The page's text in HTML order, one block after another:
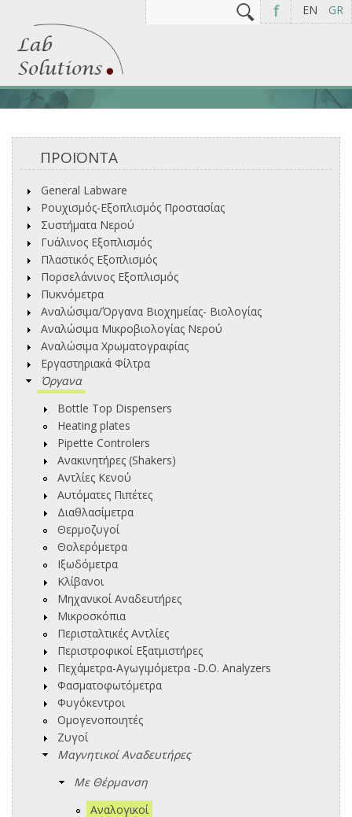
EN GR
f
Φόρμα αναζήτησης
ΠΡΟΪΟΝΤΑ
General Labware
Ρουχισμός-Εξοπλισμός Προστασίας
Συστήματα Νερού
Γυάλινος Εξοπλισμός
Πλαστικός Εξοπλισμός
Πορσελάνινος Εξοπλισμός
Πυκνόμετρα
Αναλώσιμα/Όργανα Βιοχημείας- Βιολογίας
Αναλώσιμα Μικροβιολογίας Νερού
Αναλώσιμα Χρωματογραφίας
Εργαστηριακά Φίλτρα
Όργανα
Bottle Top Dispensers
Heating plates
Pipette Controlers
Ανακινητήρες (Shakers)
Αντλίες Κενού
Αυτόματες Πιπέτες
Διαθλασίμετρα
Θερμοζυγοί
Θολερόμετρα
Ιξωδόμετρα
Κλίβανοι
Μηχανικοί Αναδευτήρες
Μικροσκόπια
Περισταλτικές Αντλίες
Περιστροφικοί Εξατμιστήρες
Πεχάμετρα-Αγωγιμόμετρα -D.O. Analyzers
Φασματοφωτόμετρα
Φυγόκεντροι
Ομογενοποιητές
Ζυγοί
Μαγνητικοί Αναδευτήρες
Με Θέρμανση
Αναλογικοί